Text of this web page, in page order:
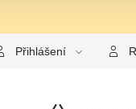
údajů Jak získat
Přihlášení